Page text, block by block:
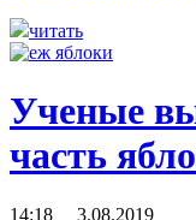
читать
Ученые
часть
14:18 3.08.2019